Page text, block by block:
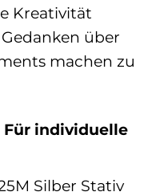
Kreativität
über
machen zu
Für individuelle
Silber Stativ